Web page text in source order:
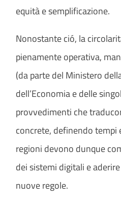
equità e semplificazione.
Nonostante ció, la
pienamente operativa,
(da parte del Ministero
dell’Economia e delle
provvedimenti che
concrete, definendo
regioni devono dunque
dei sistemi digitali e
nuove regole.